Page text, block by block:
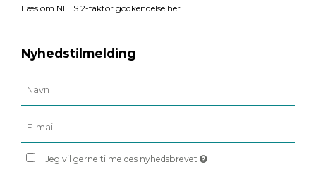
Læs om NETS 2-faktor godkendelse her
Nyhedstilmelding
Jeg vil gerne tilmeldes nyhedsbrevet